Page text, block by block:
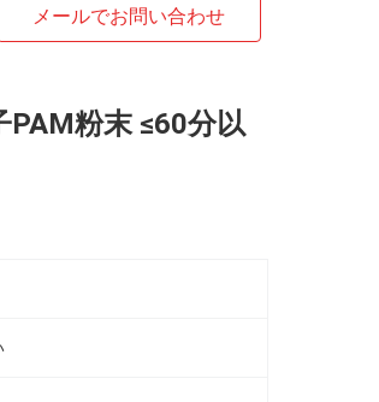
メールでお問い合わせ
粉末 ≤60分以